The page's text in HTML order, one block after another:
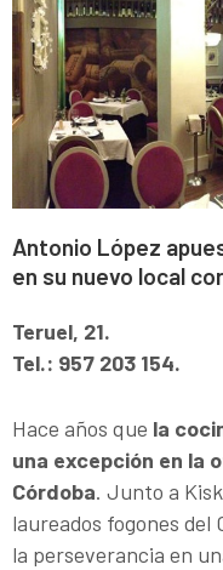
Antonio López
en su nuevo local
Teruel, 21.
Tel.: 957 203 154.
Hace años que la
una excepción en la
Córdoba. Junto a
laureados fogones
la perseverancia en